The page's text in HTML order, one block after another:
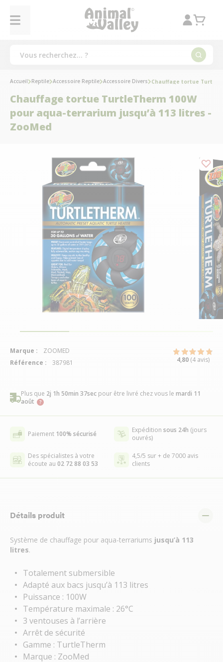
Plus que 2j 1h 50min 36sec pour être livré chez vous le mardi 11
août
Paiement 100% sécurisé Expédition sous 24h (jours
ouvrés)
Des spécialistes à votre
écoute au 02 72 88 03 53
4,5/5 sur + de 7000 avis
clients
Détails produit
Système de chauffage pour aqua-terrariums jusqu’à 113
litres.
Totalement submersible
Adapté aux bacs jusqu’à 113 litres
Puissance : 100W
Température maximale : 26°C
3 ventouses à l’arrière
Arrêt de sécurité
Gamme : TurtleTherm
Marque : ZooMed
Accueil Reptile Accessoire Reptile Accessoire Divers Chauffage tortue
Chauffage tortue TurtleTherm 100W
pour aqua-terrarium jusqu’à 113 litres -
ZooMed
Marque :
ZOOMED
Référence :
387981 4,80 (4 avis)